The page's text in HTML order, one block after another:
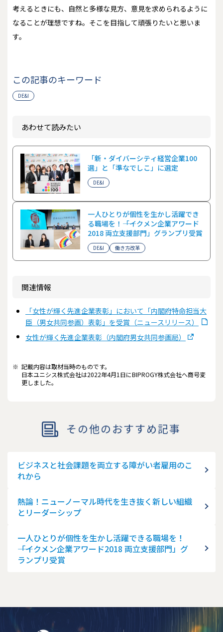
考えるときにも、自然と多様な見方、意見を求められるように
なることが理想ですね。そこを目指して頑張りたいと思いま
す。
この記事のキーワード
DE&I
あわせて読みたい
「新・ダイバーシティ経営企業100
選」と「準なでしこ」に選定
DE&I
一人ひとりが個性を生かし活躍でき
る職場を！――「イクメン企業アワード
2018 両立支援部門」グランプリ受賞
DE&I 働き方改革
関連情報
「女性が輝く先進企業表彰」において「内閣府特命担当大
⾂（男女共同参画）表彰」を受賞（ニュースリリース）
女性が輝く先進企業表彰（内閣府男女共同参画局）
※ 記載内容は取材当時のものです。
日本ユニシス株式会社は2022年4月1日にBIPROGY株式会社へ商号変
更しました。
その他のおすすめ記事
ビジネスと社会課題を両立する障がい者雇用のこ
れから
熱論！ニューノーマル時代を生き抜く新しい組織
とリーダーシップ
一人ひとりが個性を生かし活躍できる職場を！
――「イクメン企業アワード2018 両立支援部門」グ
ランプリ受賞